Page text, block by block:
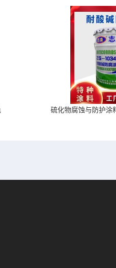
硫化物腐蚀与防护涂